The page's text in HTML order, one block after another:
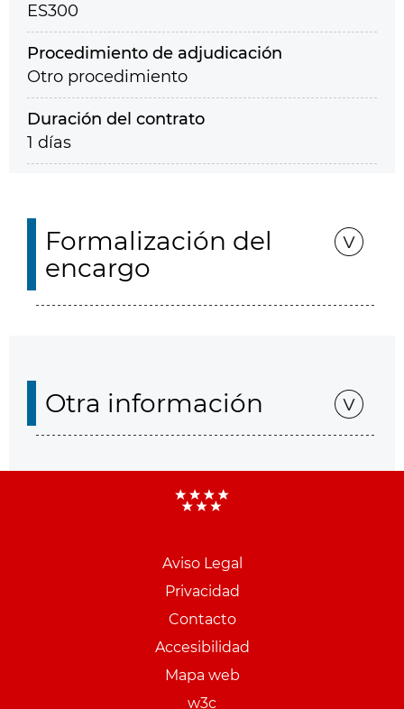
ES300
Procedimiento de adjudicación
Otro procedimiento
Duración del contrato
1 días
Formalización del
encargo
Otra información
Aviso Legal
Privacidad
Contacto
Accesibilidad
Mapa web
w3c